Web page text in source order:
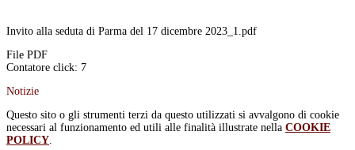
Invito alla seduta di Parma del 17 dicembre 2023_1.pdf
File PDF
Contatore click: 7
Notizie
Questo sito o gli strumenti terzi da questo utilizzati si avvalgono di cookie
necessari al funzionamento ed utili alle finalità illustrate nella COOKIE
POLICY.